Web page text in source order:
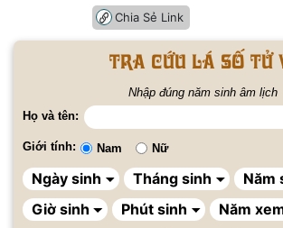
Chia Sẻ Link
Tra cứu lá số tử
Nhập đúng năm sinh âm lịch
Họ và tên:
Giới tính: Nam Nữ